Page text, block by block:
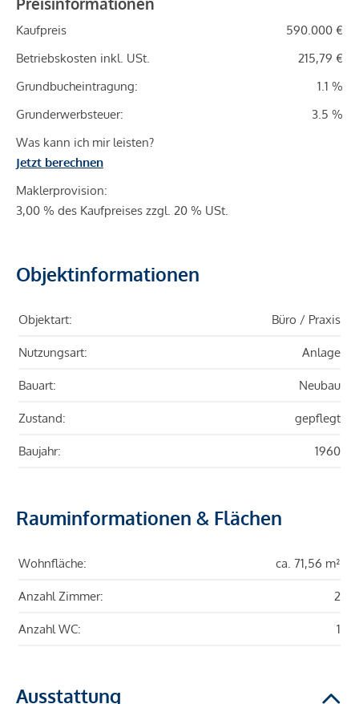
Kaufpreis
590.000 €
Betriebskosten inkl. USt.
215,79 €
Grundbucheintragung:
1.1 %
Grunderwerbsteuer:
3.5 %
Was kann ich mir leisten?
Jetzt berechnen
Maklerprovision:
3,00 % des Kaufpreises zzgl. 20 % USt.
Objektinformationen
Objektart: Büro / Praxis
Nutzungsart: Anlage
Bauart: Neubau
Zustand: gepflegt
Baujahr: 1960
Rauminformationen & Flächen
Wohnfläche: ca. 71,56 m²
Anzahl Zimmer: 2
Anzahl WC: 1
Ausstattung